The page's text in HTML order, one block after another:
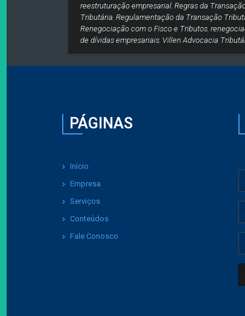
reestruturação empresarial, Regras da
Tributária, Regulamentação da Transação
Renegociação com o Fisco e Tributos,
de dívidas empresariais, Villen Advocacia
PÁGINAS
Início
Empresa
Serviços
Conteúdos
Fale Conosco